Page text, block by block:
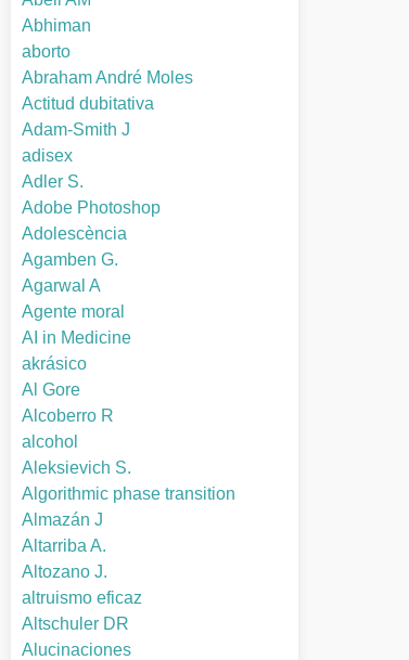
Abhiman
aborto
Abraham André Moles
Actitud dubitativa
Adam-Smith J
adisex
Adler S.
Adobe Photoshop
Adolescència
Agamben G.
Agarwal A
Agente moral
AI in Medicine
akrásico
Al Gore
Alcoberro R
alcohol
Aleksievich S.
Algorithmic phase transition
Almazán J
Altarriba A.
Altozano J.
altruismo eficaz
Altschuler DR
Alucinaciones